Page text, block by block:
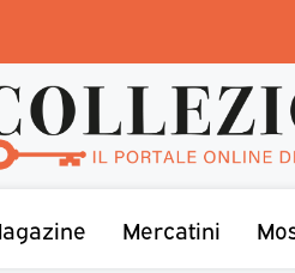
Mercatini